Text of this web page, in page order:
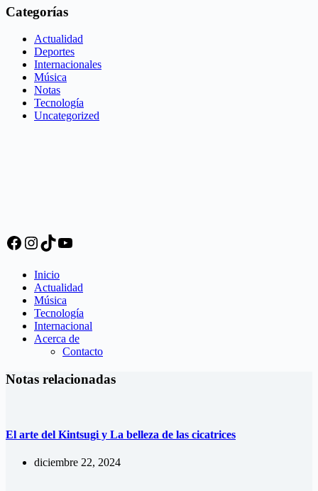
Categorías
Actualidad
Deportes
Internacionales
Música
Notas
Tecnología
Uncategorized
Facebook
Instagram
TikTok
YouTube
Inicio
Actualidad
Música
Tecnología
Internacional
Acerca de
Contacto
Notas relacionadas
El arte del Kintsugi y La belleza de las cicatrices
diciembre 22, 2024